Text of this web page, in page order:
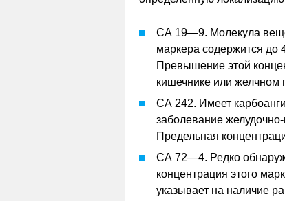
СА 19—9. Молекула
маркера содержится до
Превышение этой
кишечнике или желчном
СА 242. Имеет
заболевание
Предельная
СА 72—4. Редко
концентрация этого
указывает на наличие